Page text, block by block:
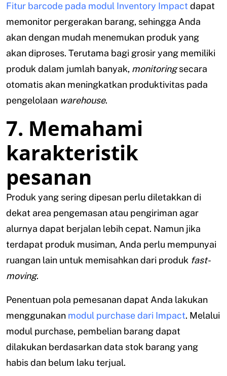
Fitur barcode pada modul Inventory Impactdapat
memonitor pergerakan barang, sehingga Anda
akan dengan mudah menemukan produk yang
akan diproses. Terutama bagi grosir yang memiliki
produk dalam jumlah banyak, monitoringsecara
otomatis akan meningkatkan produktivitas pada
pengelolaan warehouse.
7. Memahami
karakteristik
pesanan
Produk yang sering dipesan perlu diletakkan di
dekat area pengemasan atau pengiriman agar
alurnya dapat berjalan lebih cepat. Namun jika
terdapat produk musiman, Anda perlu mempunyai
ruangan lain untuk memisahkan dari produk fast-
moving.
Penentuan pola pemesanan dapat Anda lakukan
menggunakan modul purchase dari Impact. Melalui
modul purchase, pembelian barang dapat
dilakukan berdasarkan data stok barang yang
habis dan belum laku terjual.